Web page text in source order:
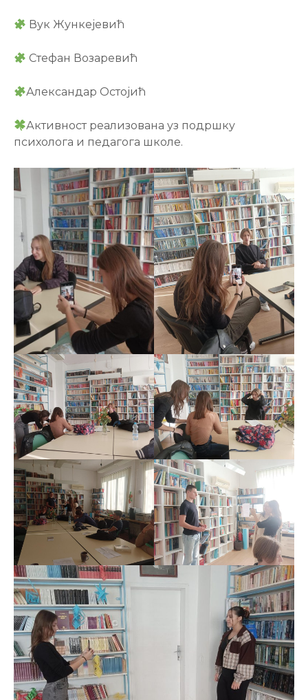
Вук Жункејевић
Стефан Возаревић
Александар Остојић
Активност реализована уз подршку
психолога и педагога школе.